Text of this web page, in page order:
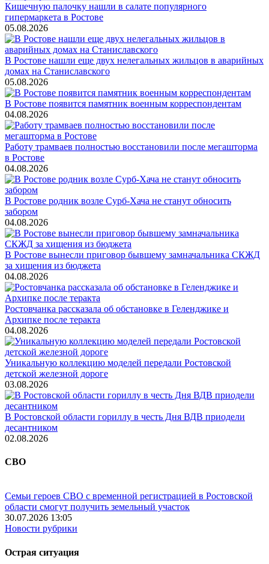
Кишечную палочку нашли в салате популярного
гипермаркета в Ростове
05.08.2026
В Ростове нашли еще двух нелегальных жильцов в аварийных
домах на Станиславского
05.08.2026
В Ростове появится памятник военным корреспондентам
04.08.2026
Работу трамваев полностью восстановили после мегашторма
в Ростове
04.08.2026
В Ростове родник возле Сурб-Хача не станут обносить
забором
04.08.2026
В Ростове вынесли приговор бывшему замначальника СКЖД
за хищения из бюджета
04.08.2026
Ростовчанка рассказала об обстановке в Геленджике и
Архипке после теракта
04.08.2026
Уникальную коллекцию моделей передали Ростовской
детской железной дороге
03.08.2026
В Ростовской области гориллу в честь Дня ВДВ приодели
десантником
02.08.2026
СВО
Семьи героев СВО с временной регистрацией в Ростовской
области смогут получить земельный участок
30.07.2026 13:05
Новости рубрики
Острая ситуация